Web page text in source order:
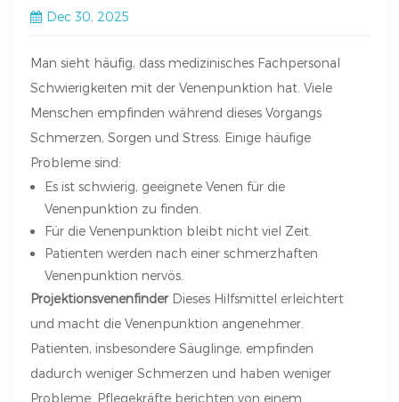
Dec 30, 2025
Man sieht häufig, dass medizinisches Fachpersonal
Schwierigkeiten mit der Venenpunktion hat. Viele
Menschen empfinden während dieses Vorgangs
Schmerzen, Sorgen und Stress. Einige häufige
Probleme sind:
Es ist schwierig, geeignete Venen für die
Venenpunktion zu finden.
Für die Venenpunktion bleibt nicht viel Zeit.
Patienten werden nach einer schmerzhaften
Venenpunktion nervös.
ProjektionsvenenfinderDieses Hilfsmittel erleichtert
und macht die Venenpunktion angenehmer.
Patienten, insbesondere Säuglinge, empfinden
dadurch weniger Schmerzen und haben weniger
Probleme. Pflegekräfte berichten von einem